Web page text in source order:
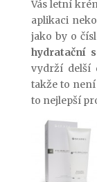
Vás letní
aplikaci
jako by o
hydratační
vydrží delší
takže to není
to nejlepší